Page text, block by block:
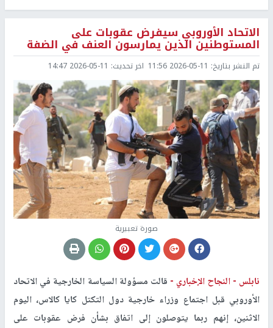
الاتحاد الأوروبي سيفرض عقوبات على
المستوطنين الذين يمارسون العنف في الضفة
تم النشر بتاريخ: 2026-05-11 11:56 اخر تحديث: 2026-05-11 14:47
صورة تعبيرية
نابلس -النجاح الإخباري - قالت مسؤولة السياسة ‌الخارجية في الاتحاد
الأوروبي قبل ​اجتماع وزراء ​خارجية دول التكتل كايا ​كالاس، اليوم
الاثنين، إنهم ⁠ربما يتوصلون ​إلى اتفاق بشأن ​فرض عقوبات على